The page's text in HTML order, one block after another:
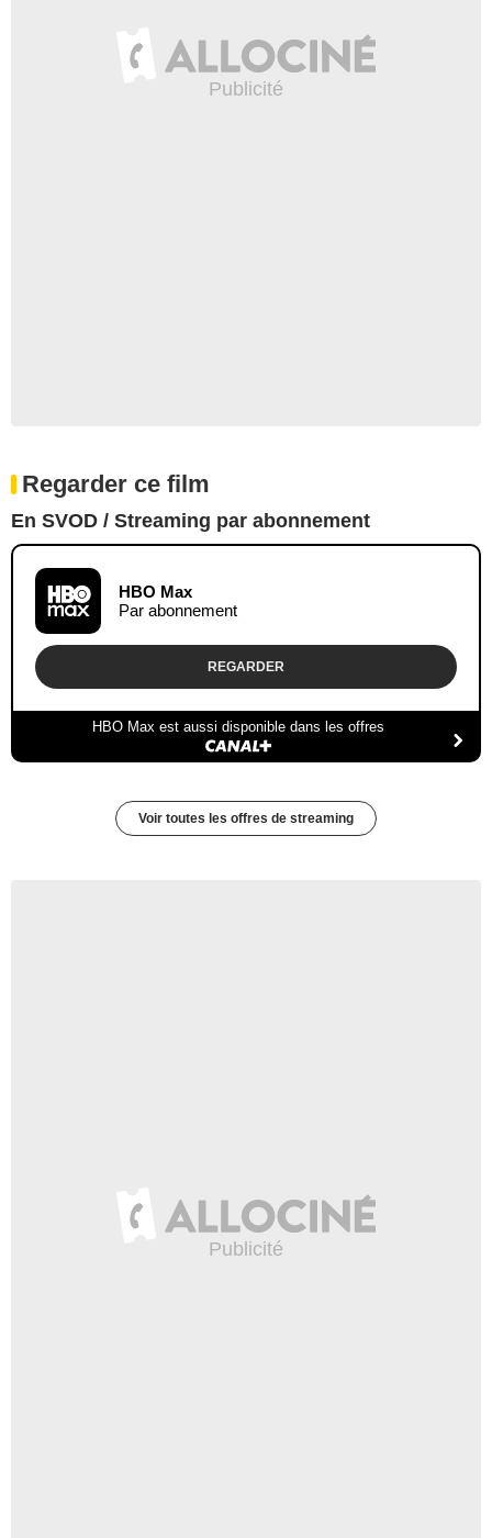
Regarder ce film
En SVOD / Streaming par abonnement
HBO Max
Par abonnement
REGARDER
HBO Max est aussi disponible dans les offres
Voir toutes les offres de streaming